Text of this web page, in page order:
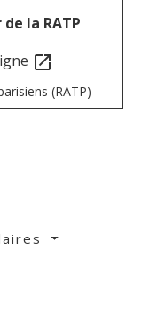
la RATP
open_in_new
(RATP)